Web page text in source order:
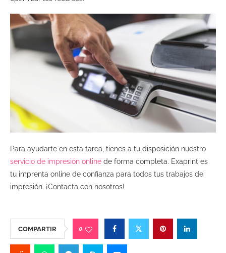
Para ayudarte en esta tarea, tienes a tu disposición nuestro
servicio de impresión online de forma completa. Exaprint es
tu imprenta online de confianza para todos tus trabajos de
impresión. ¡Contacta con nosotros!
COMPARTIR 0